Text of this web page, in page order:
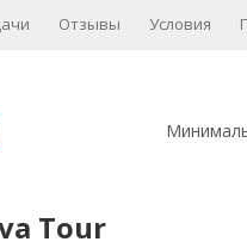
Отзывы Условия
Tour